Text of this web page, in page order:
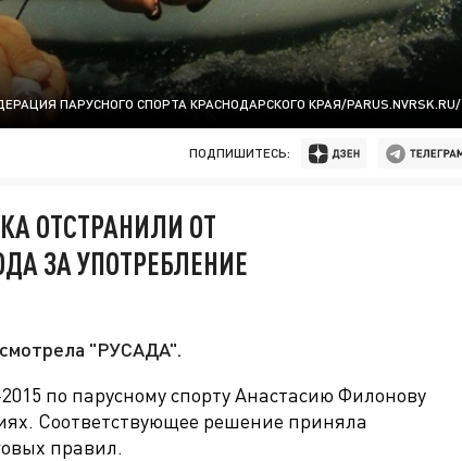
ПАРУСНОГО СПОРТА КРАСНОДАРСКОГО КРАЯ/PARUS.NVRSK.RU/
ПОДПИШИТЕСЬ:
ОТСТРАНИЛИ ОТ
ЗА УПОТРЕБЛЕНИЕ
"РУСАДА".
2015 по парусному спорту Анастасию Филонову
Соответствующее решение приняла
правил.